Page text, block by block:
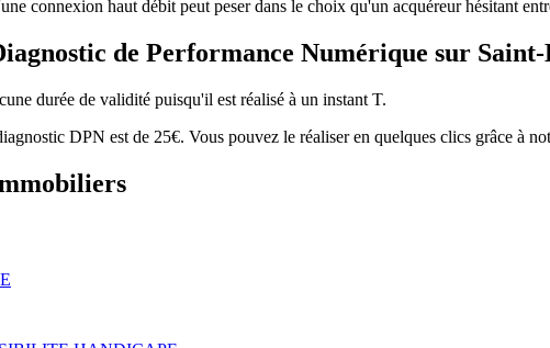
connexion haut débit peut peser dans le choix qu'un acquéreur hésitant
de Performance Numérique sur Saint-
durée de validité puisqu'il est réalisé à un instant T.
DPN est de 25€. Vous pouvez le réaliser en quelques clics grâce à